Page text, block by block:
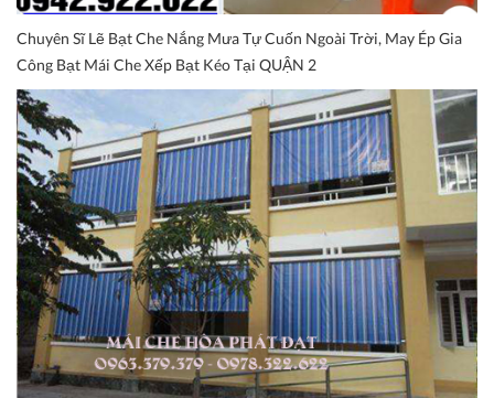
Chuyên Sĩ Lẽ Bạt Che Nắng Mưa Tự Cuốn Ngoài Trời, May Ép Gia
Công Bạt Mái Che Xếp Bạt Kéo Tại QUẬN 2